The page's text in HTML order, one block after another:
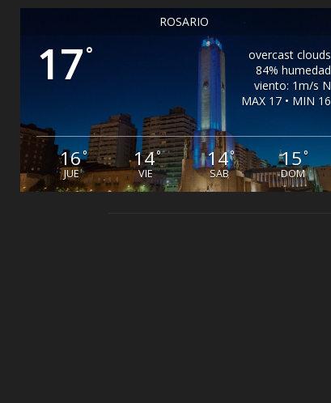
ROSARIO
17°
overcast clouds
84% humedad
viento: 1m/s N
MAX 17 • MIN 16
16°
JUE
14°
VIE
14°
SAB
15°
DOM